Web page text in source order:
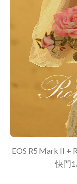
EOS R5 Mark II +
快門